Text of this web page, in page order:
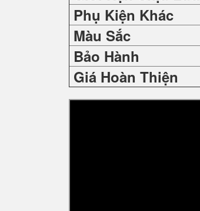
Phụ Kiện Khác
Màu Sắc
Bảo Hành
Giá Hoàn Thiện